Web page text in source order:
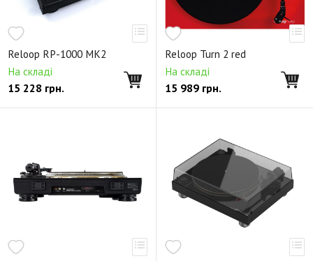
Reloop RP-1000 MK2
На складі
15 228 грн.
Reloop Turn 2 red
На складі
15 989 грн.